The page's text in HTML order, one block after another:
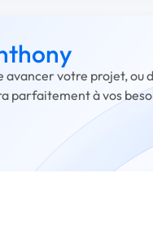
avancer votre projet, ou
parfaitement à vos